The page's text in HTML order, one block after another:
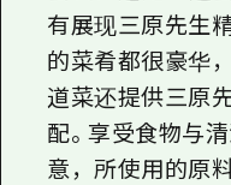
有展现三原先生
的菜肴都很豪华
道菜还提供三原
配。享受食物与
意，所使用的原